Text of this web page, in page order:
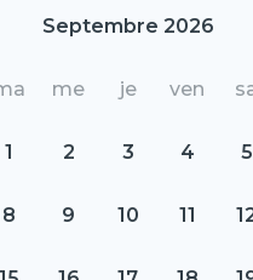
Septembre 2026
me je ven
1 2 3 4 5
8 9 10 11